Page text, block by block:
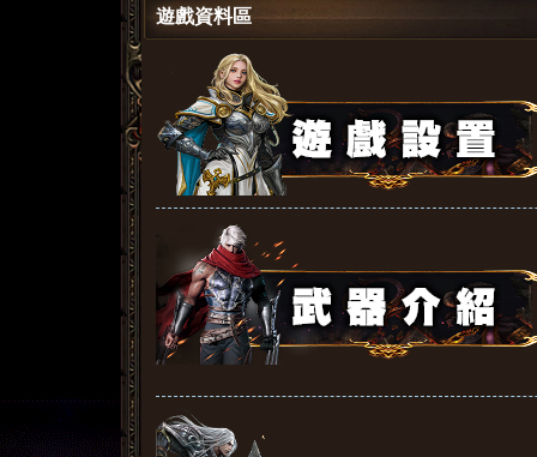
遊戲資料區